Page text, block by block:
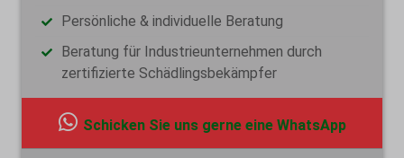
Persönliche & individuelle Beratung
Beratung für Industrieunternehmen durch
zertifizierte Schädlingsbekämpfer
Schicken Sie uns gerne eine WhatsApp